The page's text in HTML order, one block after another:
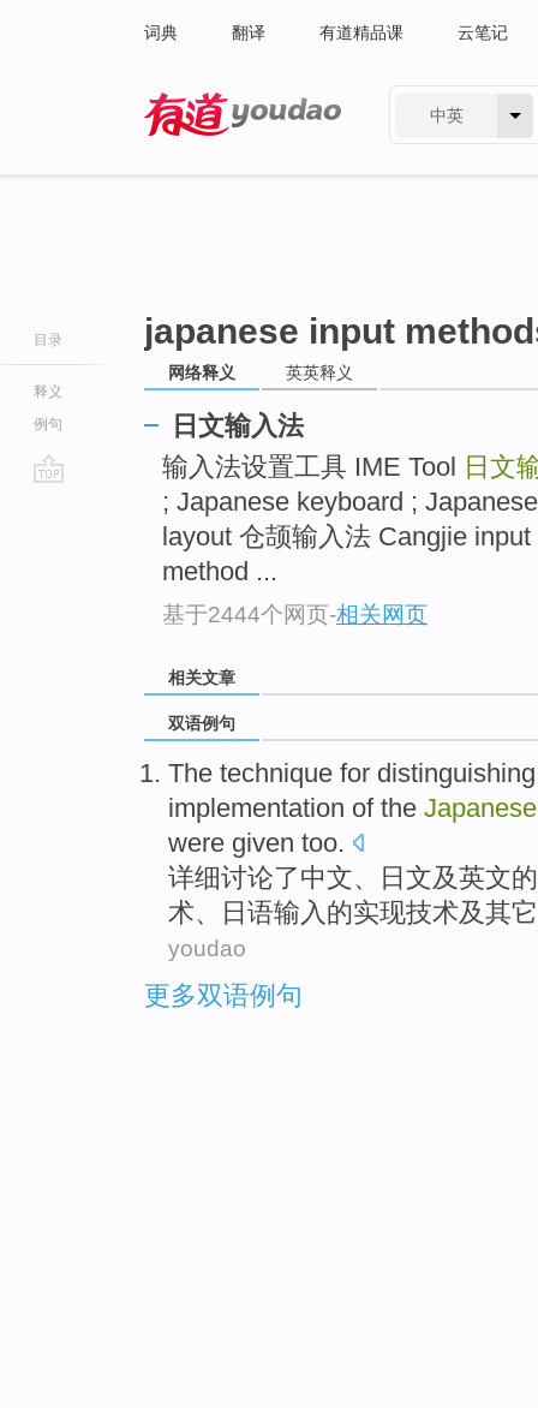
词典 翻译 有道精品课 云笔记
中英
目录
释义
例句
japanese input
网络释义 英英释义
日文输入法
输入法设置工具 IME Tool
日文
; Japanese keyboard ;
layout 仓颉输入法 Cangjie
method ...
基于2444个网页-相关网页
相关文章
双语例句
The technique for distinguishing
implementation of the Japanese
were given too.
详细讨论了中文、
日文及英文的
术、日语输入的实现技术及其
youdao
更多双语例句